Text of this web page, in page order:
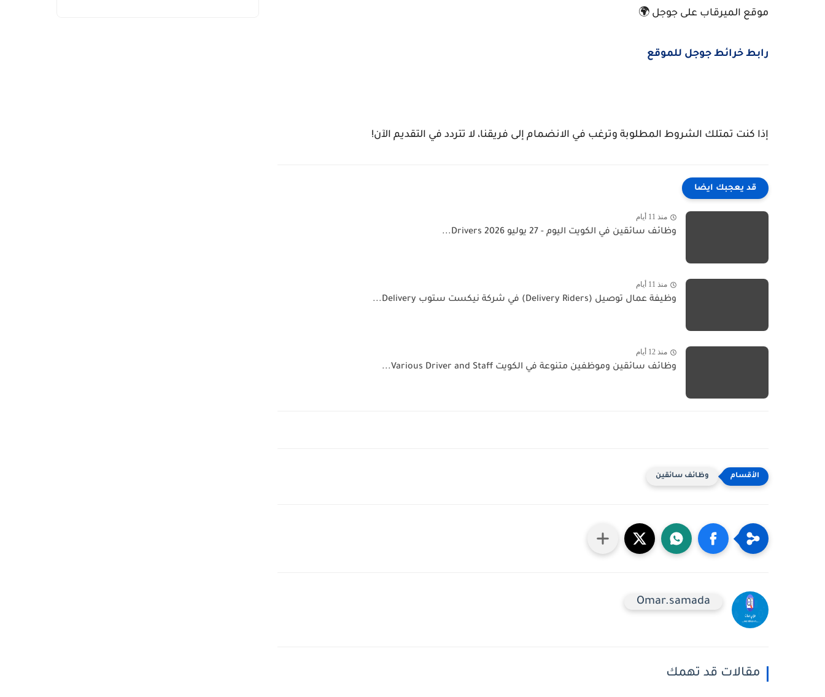
موقع الميرقاب على جوجل 🌍
رابط خرائط جوجل للموقع
إذا كنت تمتلك الشروط المطلوبة وترغب في الانضمام إلى فريقنا، لا تتردد في التقديم الآن!
قد يعجبك ايضا
منذ 11 أيام
وظائف سائقين في الكويت اليوم - 27 يوليو 2026 Drivers...
منذ 11 أيام
وظيفة عمال توصيل (Delivery Riders) في شركة نيكست ستوب Delivery...
منذ 12 أيام
وظائف سائقين وموظفين متنوعة في الكويت Various Driver and Staff...
وظائف سائقين
Omar.samada
مقالات قد تهمك